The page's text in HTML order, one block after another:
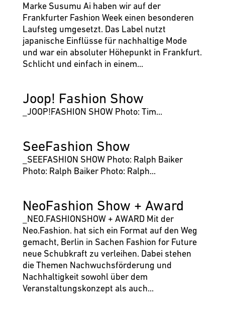
Marke Susumu Ai haben wir auf der
Frankfurter Fashion Week einen besonderen
Laufsteg umgesetzt. Das Label nutzt
japanische Einflüsse für nachhaltige Mode
und war ein absoluter Höhepunkt in Frankfurt.
Schlicht und einfach in einem...
Joop! Fashion Show
_JOOP!FASHION SHOW Photo: Tim...
SeeFashion Show
_SEEFASHION SHOW Photo: Ralph Baiker
Photo: Ralph Baiker Photo: Ralph...
NeoFashion Show + Award
_NEO.FASHIONSHOW + AWARD Mit der
Neo.Fashion. hat sich ein Format auf den Weg
gemacht, Berlin in Sachen Fashion for Future
neue Schubkraft zu verleihen. Dabei stehen
die Themen Nachwuchsförderung und
Nachhaltigkeit sowohl über dem
Veranstaltungskonzept als auch...